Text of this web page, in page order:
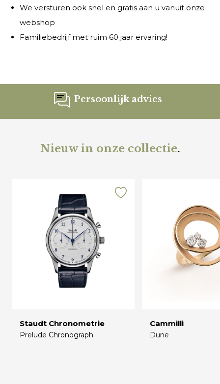
We versturen ook snel en gratis aan u vanuit onze
webshop
Familiebedrijf met ruim 60 jaar ervaring!
Persoonlijk advies
Nieuw in onze collectie.
Staudt Chronometrie
Prelude Chronograph
Cammilli
Dune